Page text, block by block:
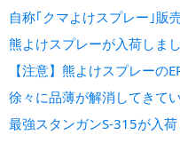
自称｢クマよけスプレー｣販
熊よけスプレーが入荷しま
【注意】熊よけスプレーの
徐々に品薄が解消してきて
最強スタンガンS-315が入荷